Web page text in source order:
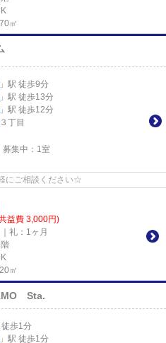
㎡
」駅 徒歩9分
」駅 徒歩13分
」駅 徒歩12分
３丁目
集中： 1室
にご相談ください☆
益費 3,000円)
礼：1ヶ月
㎡
Sta.
徒歩1分
」駅 徒歩1分